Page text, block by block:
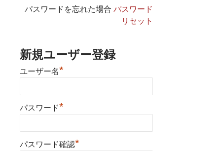
パスワードを忘れた場合パスワード
リセット
新規ユーザー登録
ユーザー名*
パスワード*
パスワード確認*